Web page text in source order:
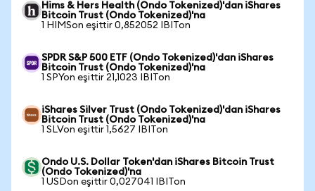
Hims & Hers Health (Ondo Tokenized)'dan iShares
Bitcoin Trust (Ondo Tokenized)'na
1 HIMSon eşittir 0,852052 IBITon
SPDR S&P 500 ETF (Ondo Tokenized)'dan iShares
Bitcoin Trust (Ondo Tokenized)'na
1 SPYon eşittir 21,1023 IBITon
iShares Silver Trust (Ondo Tokenized)'dan iShares
Bitcoin Trust (Ondo Tokenized)'na
1 SLVon eşittir 1,5627 IBITon
Ondo U.S. Dollar Token'dan iShares Bitcoin Trust
(Ondo Tokenized)'na
1 USDon eşittir 0,027041 IBITon